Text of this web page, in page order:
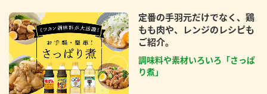
定番の手羽元だけでなく、鶏
もも肉や、レンジのレシピも
ご紹介。
調味料や素材いろいろ「さっぱ
り煮」